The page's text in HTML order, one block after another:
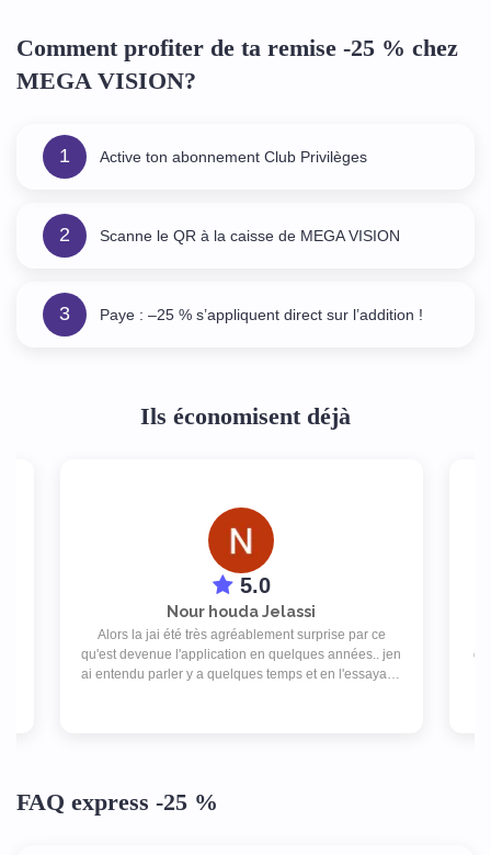
Comment profiter de ta remise -25 % chez
MEGA VISION?
1 Active ton abonnement Club Privilèges
2 Scanne le QR à la caisse de MEGA VISION
3 Paye : –25 % s’appliquent direct sur l’addition !
Ils économisent déjà
5.0
Nour houda Jelassi
Alors la jai été très agréablement surprise par ce
qu'est devenue l'application en quelques années.. jen
ai entendu parler y a quelques temps et en l'essayant,
FAQ express -25 %